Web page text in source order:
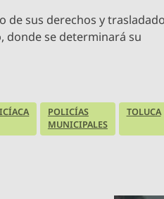
de sus derechos y
donde se determinará su
POLICÍAS
MUNICIPALES
TOLUCA